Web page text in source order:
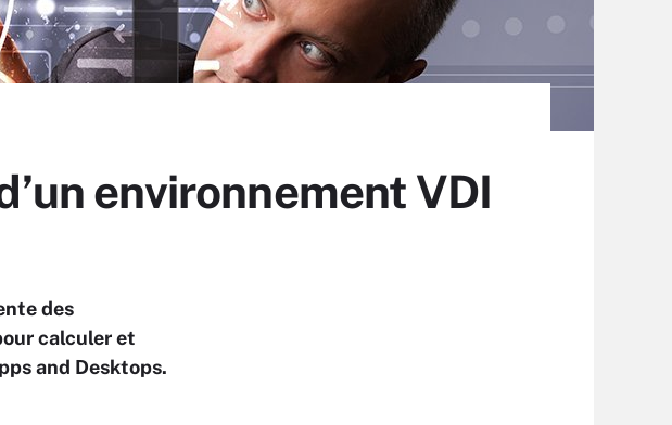
environnement VDI
des
calculer et
and Desktops.